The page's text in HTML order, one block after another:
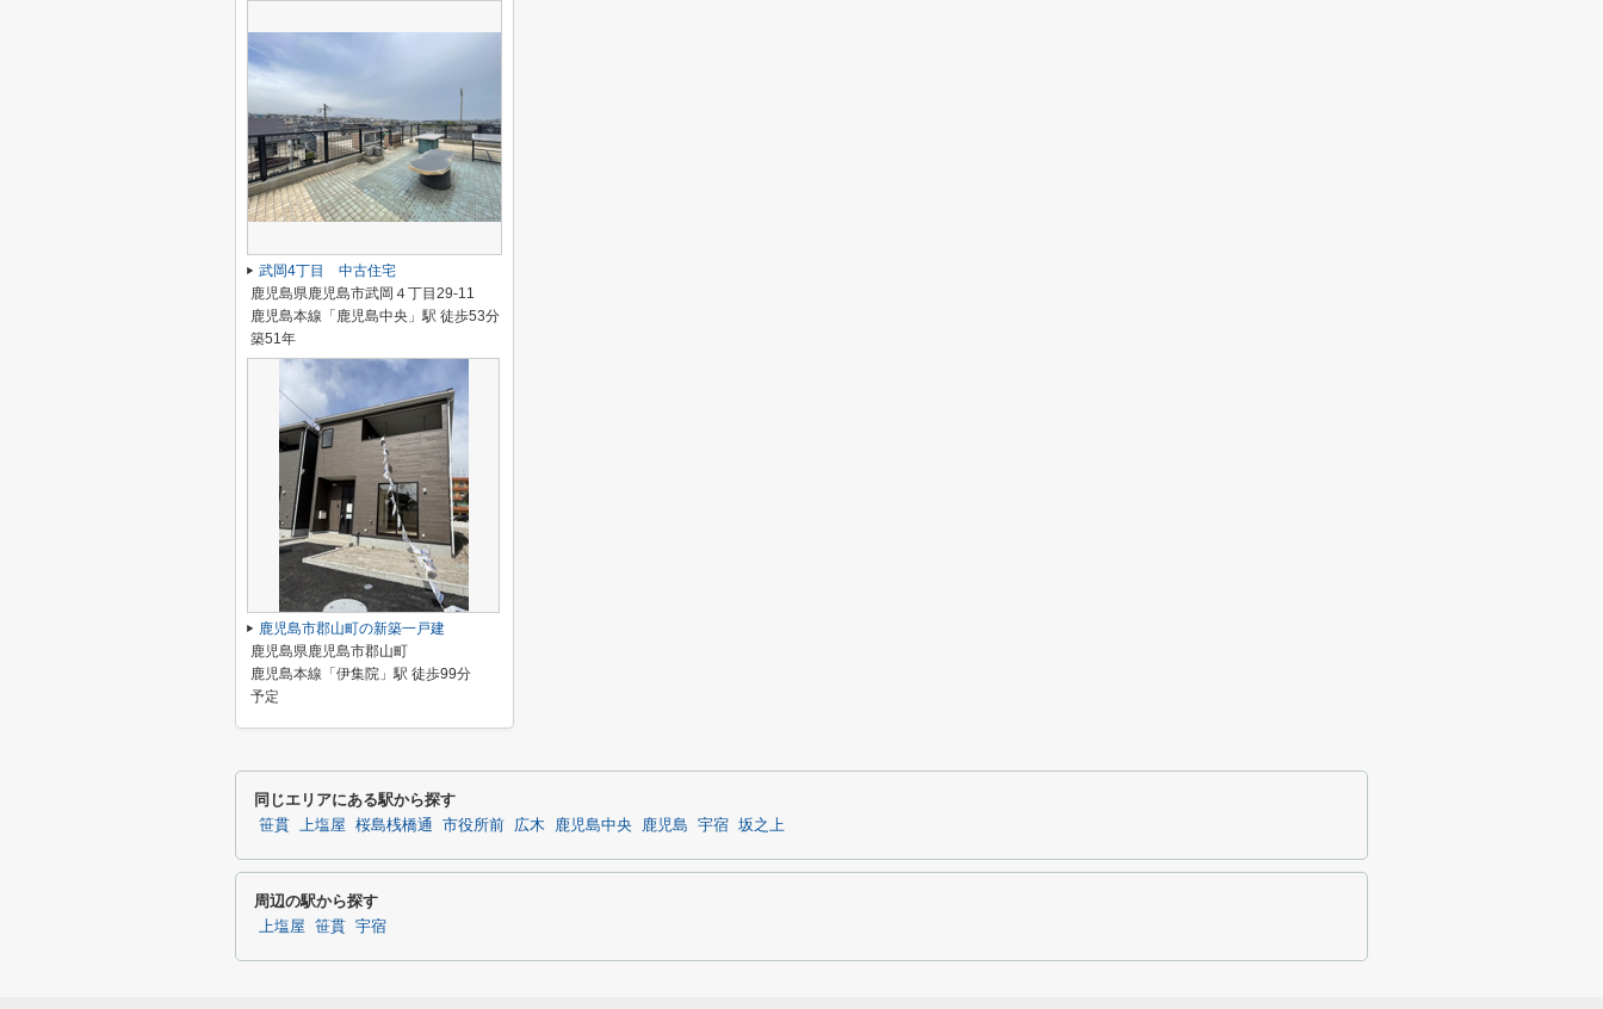
武岡4丁目 中古住宅
鹿児島県鹿児島市武岡４丁目29-11
鹿児島本線「鹿児島中央」駅 徒歩53分
築51年
鹿児島市郡山町の新築一戸建
鹿児島県鹿児島市郡山町
鹿児島本線「伊集院」駅 徒歩99分
予定
同じエリアにある駅から探す
笹貫 上塩屋 桜島桟橋通 市役所前 広木 鹿児島中央 鹿児島 宇宿 坂之上
周辺の駅から探す
上塩屋 笹貫 宇宿